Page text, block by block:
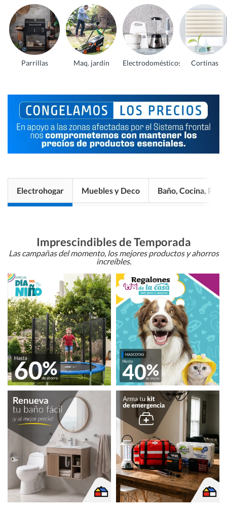
Parrillas Maq. jardín Electrodomésticos Cortinas
Electrohogar Muebles y Deco Baño, Cocina, Pisos
Imprescindibles de Temporada
Las campañas del momento, los mejores productos y ahorros
increíbles.